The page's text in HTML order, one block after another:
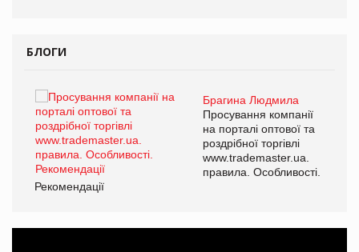
БЛОГИ
Брагина Людмила
Просування компанії
на порталі оптової та
роздрібної торгівлі
www.trademaster.ua.
правила. Особливості.
Рекомендації